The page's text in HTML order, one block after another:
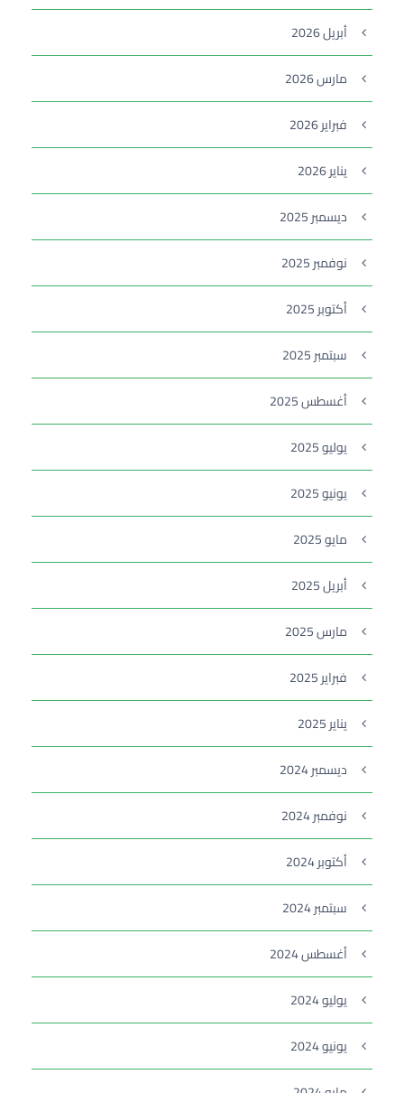
أبريل 2026
مارس 2026
فبراير 2026
يناير 2026
ديسمبر 2025
نوفمبر 2025
أكتوبر 2025
سبتمبر 2025
أغسطس 2025
يوليو 2025
يونيو 2025
مايو 2025
أبريل 2025
مارس 2025
فبراير 2025
يناير 2025
ديسمبر 2024
نوفمبر 2024
أكتوبر 2024
سبتمبر 2024
أغسطس 2024
يوليو 2024
يونيو 2024